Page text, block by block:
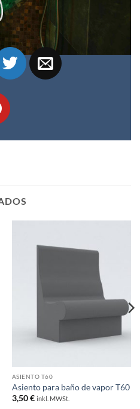
ASIENTO T60
Asiento para baño de vapor T60
3,50€ inkl. MWSt.